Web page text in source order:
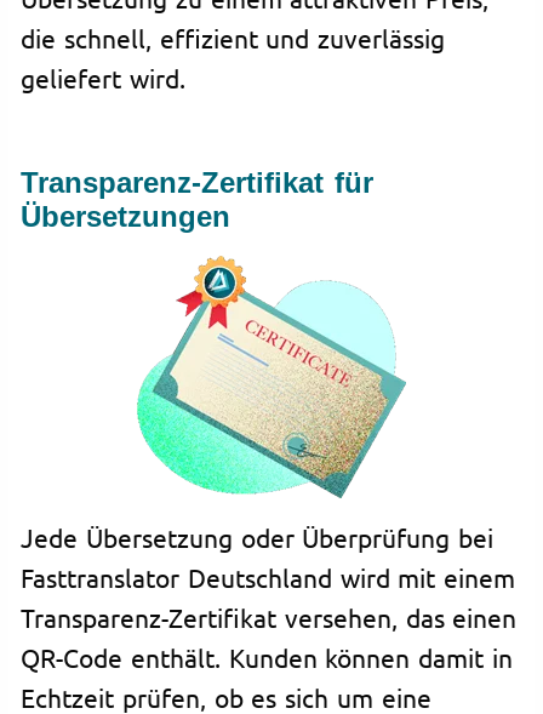
die schnell, effizient und zuverlässig
geliefert wird.
Transparenz-Zertifikat für
Übersetzungen
Jede Übersetzung oder Überprüfung bei
Fasttranslator Deutschland wird mit einem
Transparenz-Zertifikat versehen, das einen
QR-Code enthält. Kunden können damit in
Echtzeit prüfen, ob es sich um eine